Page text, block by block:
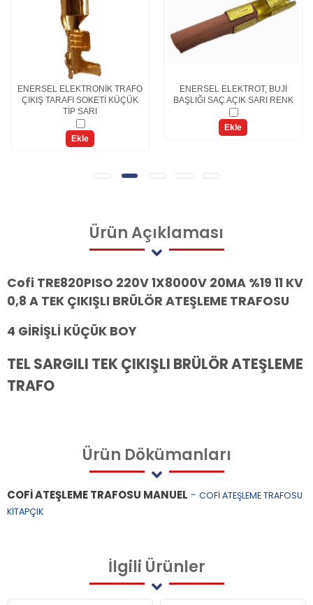
ENERSEL ELEKTRONİK TRAFO
ÇIKIŞ TARAFI SOKETİ KÜÇÜK
TİP SARI
Ekle
ENERSEL ELEKTROT, BUJİ
BAŞLIĞI SAÇ AÇIK SARI RENK
Ekle
ÜrünAçıklaması
Cofi TRE820PISO 220V 1X8000V 20MA %19 11 KV
0,8 A TEK ÇIKIŞLI BRÜLÖR ATEŞLEME TRAFOSU
4 GİRİŞLİ KÜÇÜK BOY
TEL SARGILI TEK ÇIKIŞLI BRÜLÖR ATEŞLEME
TRAFO
Ürün Dökümanları
COFİ ATEŞLEME TRAFOSU MANUEL - COFİ ATEŞLEME TRAFOSU
KİTAPÇIK
İlgili Ürünler